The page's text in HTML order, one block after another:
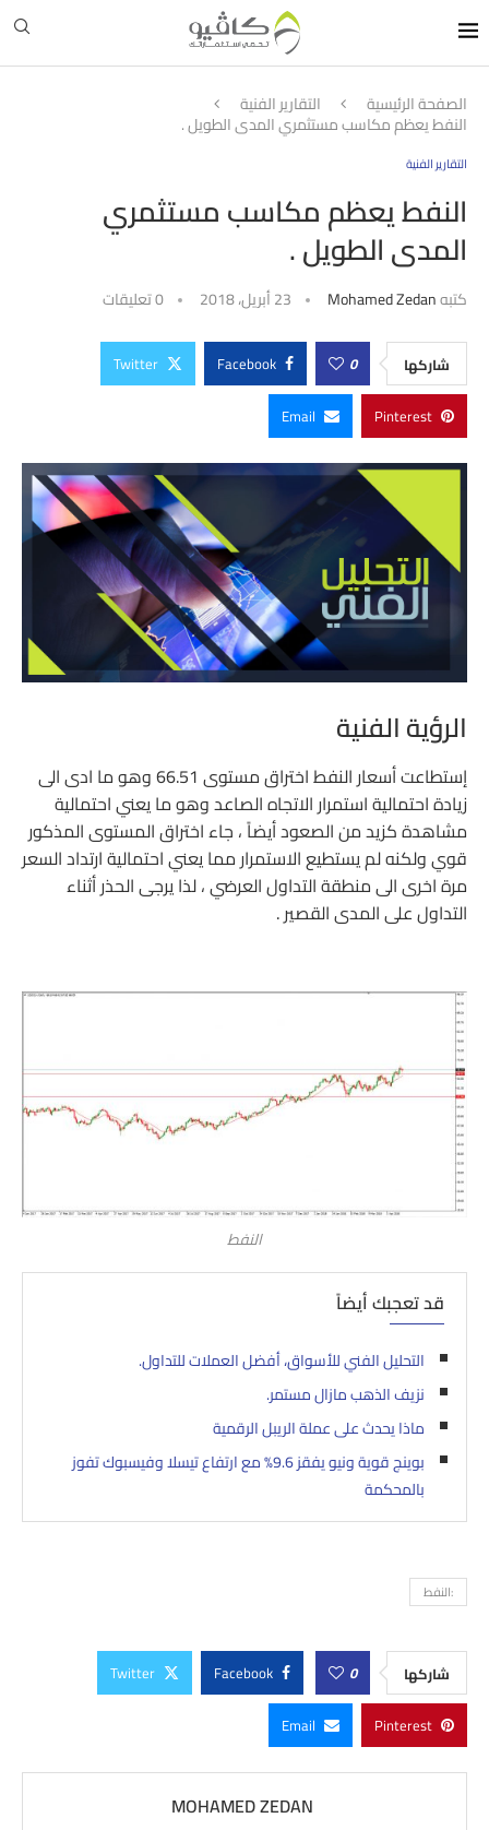
الصفحة الرئيسية التقارير الفنية
النفط يعظم مكاسب مستثمري المدى الطويل .
التقارير الفنية
النفط يعظم مكاسب مستثمري
المدى الطويل .
كتبهMohamed Zedan 23 أبريل، 2018 0 تعليقات
شاركها 0
Facebook
Twitter
Pinterest
Email
الرؤية الفنية
إستطاعت أسعار النفط اختراق مستوى 66.51 وهو ما ادى الى
زيادة احتمالية استمرار الاتجاه الصاعد وهو ما يعني احتمالية
مشاهدة كزيد من الصعود أيضاً ، جاء اختراق المستوى المذكور
قوي ولكنه لم يستطيع الاستمرار مما يعني احتمالية ارتداد السعر
مرة اخرى الى منطقة التداول العرضي ، لذا يرجى الحذر أثناء
التداول على المدى القصير .
النفط
قد تعجبك أيضاً
التحليل الفني للأسواق، أفضل العملات للتداول.
نزيف الذهب مازال مستمر.
ماذا يحدث على عملة الريبل الرقمية
بوينج قوية ونيو يفقز 9.6% مع ارتفاع تيسلا وفيسبوك تفوز
بالمحكمة
:النفط
شاركها 0
Facebook
Twitter
Pinterest
Email
MOHAMED ZEDAN